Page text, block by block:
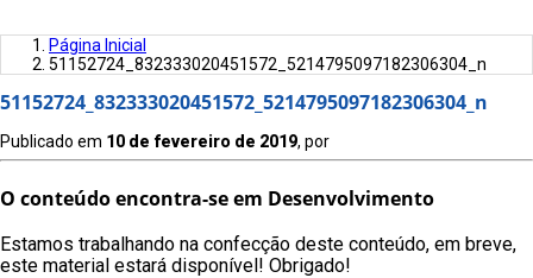
Página Inicial
51152724_832333020451572_5214795097182306304_n
51152724_832333020451572_5214795097182306304_n
Publicado em 10 de fevereiro de 2019, por
O conteúdo encontra-se em Desenvolvimento
Estamos trabalhando na confecção deste conteúdo, em breve,
este material estará disponível! Obrigado!